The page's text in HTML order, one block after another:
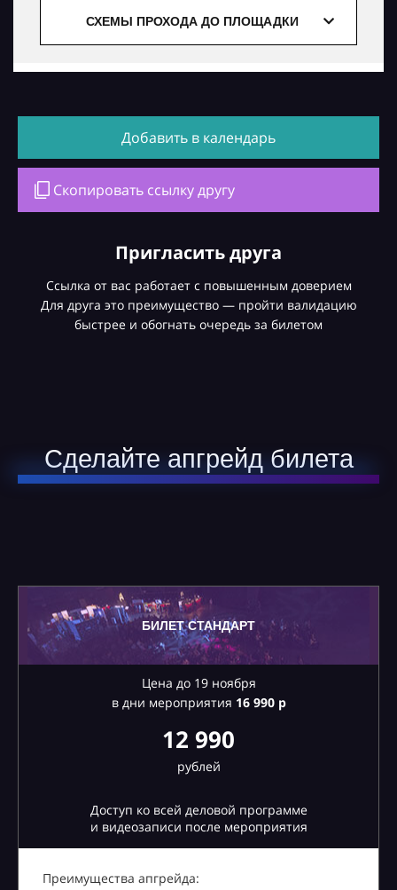
СХЕМЫ ПРОХОДА ДО ПЛОЩАДКИ
Добавить в календарь
Скопировать ссылку другу
Пригласить друга
Ссылка от вас работает с повышенным доверием
Для друга это преимущество — пройти валидацию
быстрее и обогнать очередь за билетом
Сделайте апгрейд билета
БИЛЕТ СТАНДАРТ
Цена до 19 ноября
в дни мероприятия 16990 р
12 990
рублей
Доступ ко всей деловой программе
и видеозаписи после мероприятия
Преимущества апгрейда: